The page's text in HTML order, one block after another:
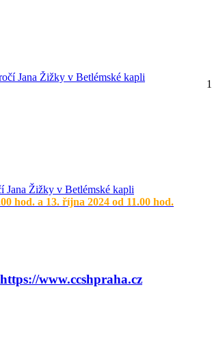
Jana Žižky v Betlémské kapli
hod. a 13. října 2024 od 11.00 hod.
1
https://www.ccshpraha.cz